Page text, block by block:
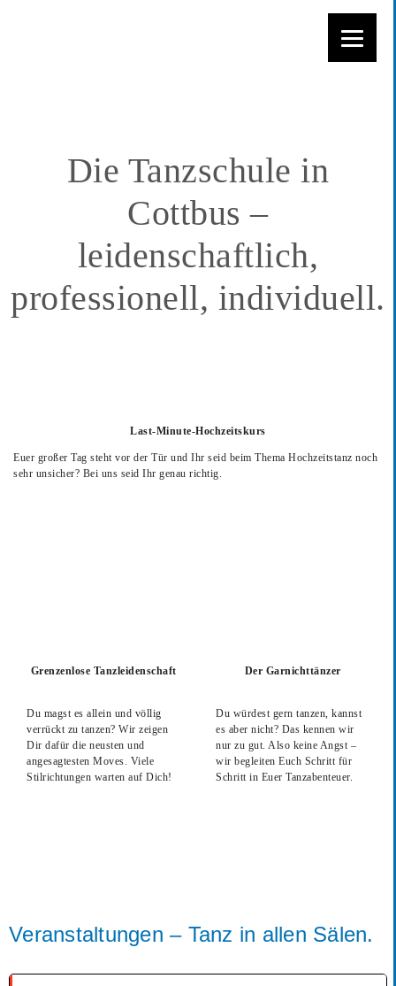
Die Tanzschule in
Cottbus –
leidenschaftlich,
professionell, individuell.
Last-Minute-Hochzeitskurs
Euer großer Tag steht vor der Tür und Ihr seid beim Thema Hochzeitstanz noch
sehr unsicher? Bei uns seid Ihr genau richtig.
Grenzenlose Tanzleidenschaft
Du magst es allein und völlig
verrückt zu tanzen? Wir zeigen
Dir dafür die neusten und
angesagtesten Moves. Viele
Stilrichtungen warten auf Dich!
Der Garnichttänzer
Du würdest gern tanzen, kannst
es aber nicht? Das kennen wir
nur zu gut. Also keine Angst –
wir begleiten Euch Schritt für
Schritt in Euer Tanzabenteuer.
Veranstaltungen – Tanz in allen Sälen.